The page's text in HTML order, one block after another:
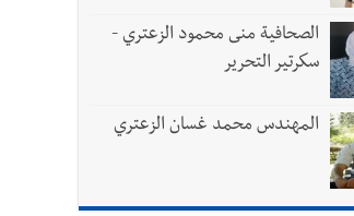
الصحافية منى محمود الزعتري -
سكرتير التحرير
المهندس محمد غسان الزعتري